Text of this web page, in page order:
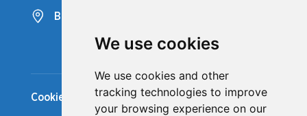
We use cookies
We use cookies and other
tracking technologies to improve
your browsing experience on our
Cookiepolicy
Bergsåkers Travbana